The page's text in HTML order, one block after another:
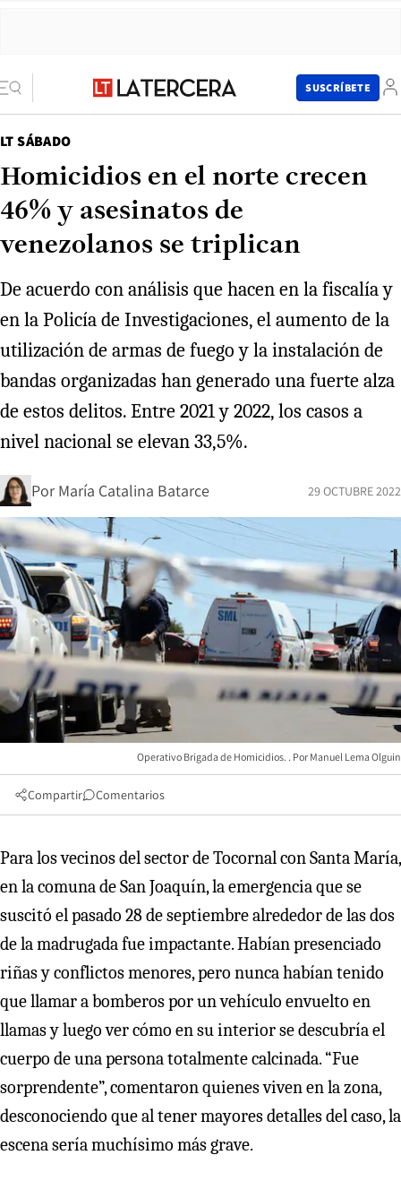
SUSCRÍBETE
LT SÁBADO
Homicidios en el norte crecen
46% y asesinatos de
venezolanos se triplican
De acuerdo con análisis que hacen en la fiscalía y
en la Policía de Investigaciones, el aumento de la
utilización de armas de fuego y la instalación de
bandas organizadas han generado una fuerte alza
de estos delitos. Entre 2021 y 2022, los casos a
nivel nacional se elevan 33,5%.
Por María Catalina Batarce 29 OCTUBRE 2022
Operativo Brigada de Homicidios. Manuel Lema Olguin
Compartir Comentarios
Para los vecinos del sector de Tocornal con Santa María,
en la comuna de San Joaquín, la emergencia que se
suscitó el pasado 28 de septiembre alrededor de las dos
de la madrugada fue impactante. Habían presenciado
riñas y conflictos menores, pero nunca habían tenido
que llamar a bomberos por un vehículo envuelto en
llamas y luego ver cómo en su interior se descubría el
cuerpo de una persona totalmente calcinada. “Fue
sorprendente”, comentaron quienes viven en la zona,
desconociendo que al tener mayores detalles del caso, la
escena sería muchísimo más grave.